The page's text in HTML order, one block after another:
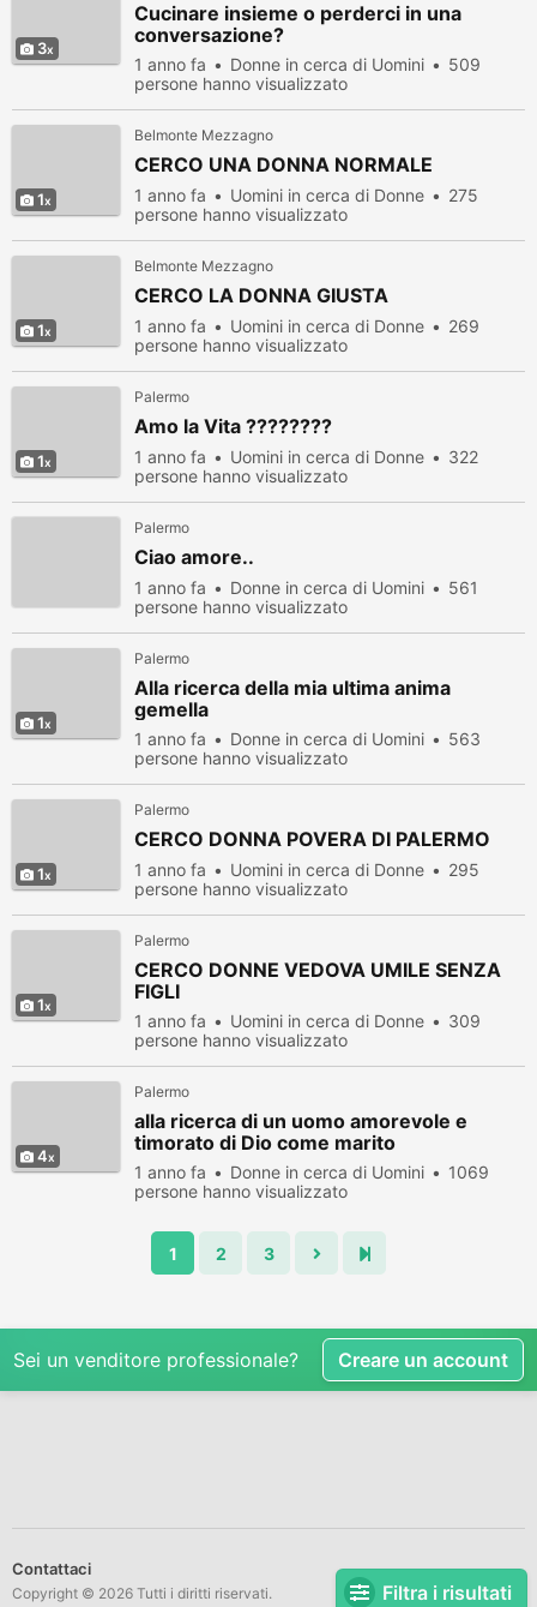
Filtra i risultati
3
Cucinare insieme o perderci in una
conversazione?
1 anno fa Donne in cerca di Uomini
509
persone hanno visualizzato
1
Belmonte Mezzagno
CERCO UNA DONNA NORMALE
1 anno fa Uomini in cerca di Donne
275
persone hanno visualizzato
1
Belmonte Mezzagno
CERCO LA DONNA GIUSTA
1 anno fa Uomini in cerca di Donne
269
persone hanno visualizzato
1
Palermo
Amo la Vita ????????
1 anno fa Uomini in cerca di Donne
322
persone hanno visualizzato
Palermo
Ciao amore..
1 anno fa Donne in cerca di Uomini
561
persone hanno visualizzato
1
Palermo
Alla ricerca della mia ultima anima
gemella
1 anno fa Donne in cerca di Uomini
563
persone hanno visualizzato
1
Palermo
CERCO DONNA POVERA DI PALERMO
1 anno fa Uomini in cerca di Donne
295
persone hanno visualizzato
1
Palermo
CERCO DONNE VEDOVA UMILE SENZA
FIGLI
1 anno fa Uomini in cerca di Donne
309
persone hanno visualizzato
4
Palermo
alla ricerca di un uomo amorevole e
timorato di Dio come marito
1 anno fa Donne in cerca di Uomini
1069
persone hanno visualizzato
1 2 3
Sei un venditore professionale? Creare un account
Contattaci
Copyright © 2026 Tutti i diritti riservati.